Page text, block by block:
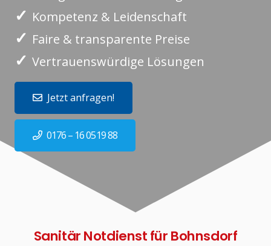
✓ Kompetenz & Leidenschaft
✓ Faire & transparente Preise
✓ Vertrauenswürdige Lösungen
Jetzt anfragen!
0176 – 16 0519 88
Sanitär Notdienst für Bohnsdorf